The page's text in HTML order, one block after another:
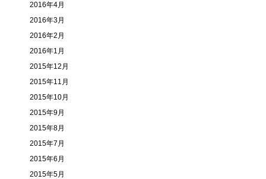
2016年4月
2016年3月
2016年2月
2016年1月
2015年12月
2015年11月
2015年10月
2015年9月
2015年8月
2015年7月
2015年6月
2015年5月